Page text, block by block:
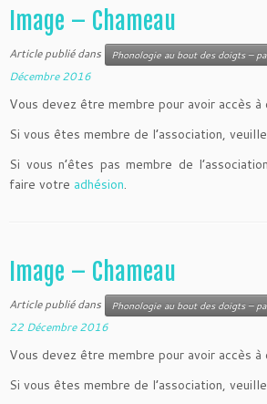
Image – Chameau
Article publié dans Phonologie au bout des doigts –
Décembre 2016
Vous devez être membre pour avoir accès à
Si vous êtes membre de l’association,
Si vous n’êtes pas membre de
faire votre adhésion.
Image – Chameau
Article publié dans Phonologie au bout des doigts –
22 Décembre 2016
Vous devez être membre pour avoir accès à
Si vous êtes membre de l’association,